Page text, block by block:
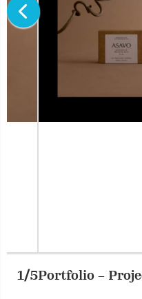
Portfolio – Project